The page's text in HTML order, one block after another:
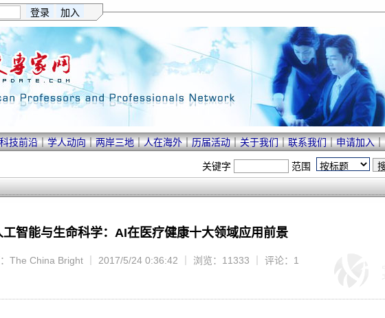
科技前沿｜学人动向｜两岸三地｜人在海外｜历届活动｜关于我们｜联系我们｜申请加入｜
关键字 范围
工智能与生命科学：AI在医疗健康十大领域应用前景
The China Bright ｜ 2017/5/24 0:36:42 ｜ 浏览：11333 ｜ 评论：1